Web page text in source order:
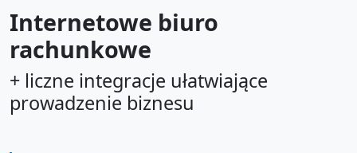
Internetowe biuro
rachunkowe
+ liczne integracje ułatwiające
prowadzenie biznesu